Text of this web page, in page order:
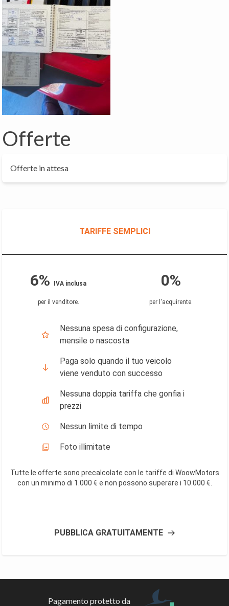
Offerte
Offerte in attesa
TARIFFE SEMPLICI
6% IVA inclusa 0%
per il venditore. per l'acquirente.
Nessuna spesa di configurazione,
mensile o nascosta
Paga solo quando il tuo veicolo
viene venduto con successo
Nessuna doppia tariffa che gonfia i
prezzi
Nessun limite di tempo
Foto illimitate
Tutte le offerte sono precalcolate con le tariffe di WoowMotors
con un minimo di 1.000 € e non possono superare i 10.000 €
PUBBLICA GRATUITAMENTE
Pagamento protetto da